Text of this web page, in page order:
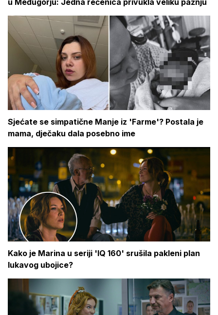
u Međugorju: Jedna rečenica privukla veliku pažnju
Sjećate se simpatične Manje iz 'Farme'? Postala je
mama, dječaku dala posebno ime
Kako je Marina u seriji 'IQ 160' srušila pakleni plan
lukavog ubojice?